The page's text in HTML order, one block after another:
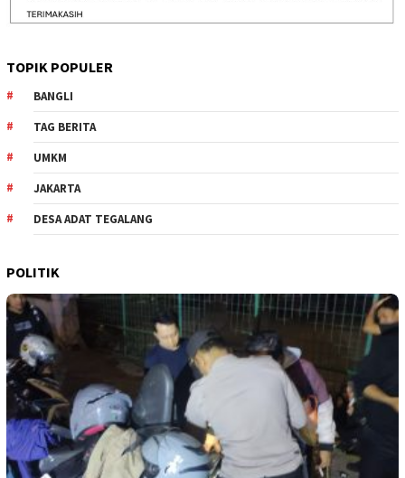
TOPIK POPULER
BANGLI
TAG BERITA
UMKM
JAKARTA
DESA ADAT TEGALANG
POLITIK